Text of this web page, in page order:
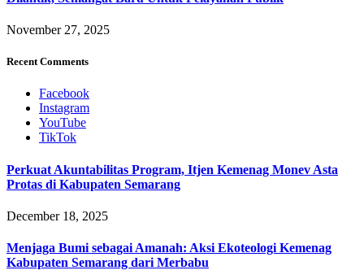
November 27, 2025
Recent Comments
Facebook
Instagram
YouTube
TikTok
Perkuat Akuntabilitas Program, Itjen Kemenag Monev Asta
Protas di Kabupaten Semarang
December 18, 2025
Menjaga Bumi sebagai Amanah: Aksi Ekoteologi Kemenag
Kabupaten Semarang dari Merbabu